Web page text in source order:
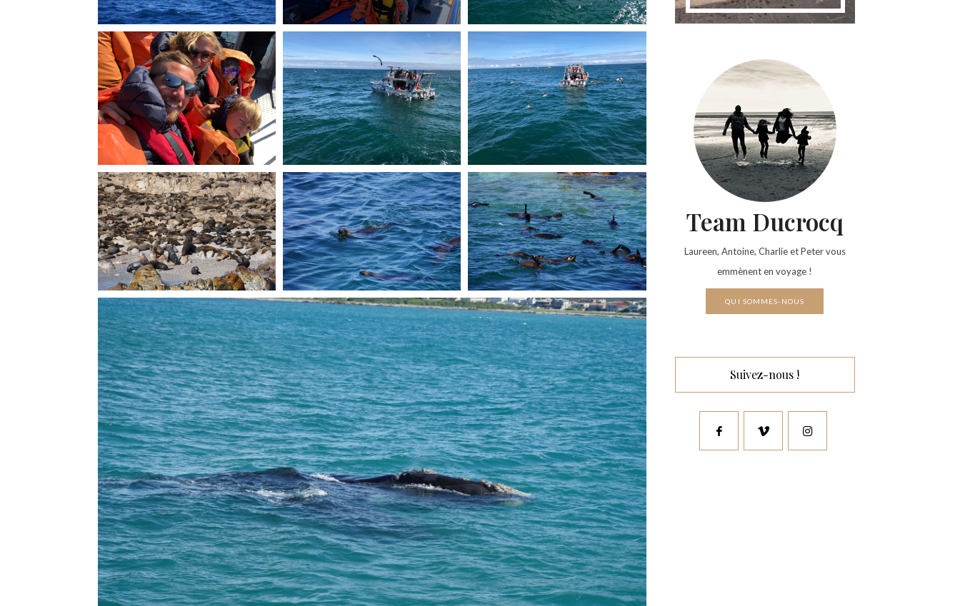
Team Ducrocq
Laureen, Antoine, Charlie et Peter vous
emmènent en voyage !
QUI SOMMES-NOUS
Suivez-nous !